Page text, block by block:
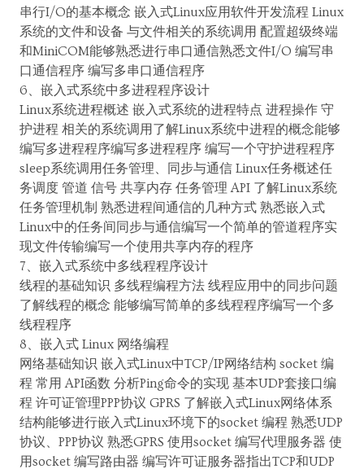
串行I/O的基本概念 嵌入式Linux应用软件开发流程 Linux
系统的文件和设备 与文件相关的系统调用 配置超级终端
和MiniCOM能够熟悉进行串口通信熟悉文件I/O 编写串
口通信程序 编写多串口通信程序
6、嵌入式系统中多进程程序设计
Linux系统进程概述 嵌入式系统的进程特点 进程操作 守
护进程 相关的系统调用了解Linux系统中进程的概念能够
编写多进程程序编写多进程程序 编写一个守护进程程序
sleep系统调用任务管理、同步与通信 Linux任务概述任
务调度 管道 信号 共享内存 任务管理 API 了解Linux系统
任务管理机制 熟悉进程间通信的几种方式 熟悉嵌入式
Linux中的任务间同步与通信编写一个简单的管道程序实
现文件传输编写一个使用共享内存的程序
7、嵌入式系统中多线程程序设计
线程的基础知识 多线程编程方法 线程应用中的同步问题
了解线程的概念 能够编写简单的多线程程序编写一个多
线程程序
8、嵌入式 Linux 网络编程
网络基础知识 嵌入式Linux中TCP/IP网络结构 socket 编
程 常用 API函数 分析Ping命令的实现 基本UDP套接口编
程 许可证管理PPP协议 GPRS 了解嵌入式Linux网络体系
结构能够进行嵌入式Linux环境下的socket 编程 熟悉UDP
协议、PPP协议 熟悉GPRS 使用socket 编写代理服务器 使
用socket 编写路由器 编写许可证服务器指出TCP和UDP